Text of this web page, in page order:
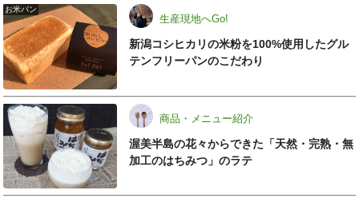
お米パン
生産現地へGo!
新潟コシヒカリの米粉を100%使用したグル
テンフリーパンのこだわり
商品・メニュー紹介
渥美半島の花々からできた「天然・完熟・無
加工のはちみつ」のラテ